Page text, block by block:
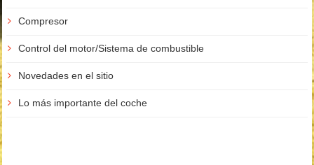
Compresor
Control del motor/Sistema de combustible
Novedades en el sitio
Lo más importante del coche